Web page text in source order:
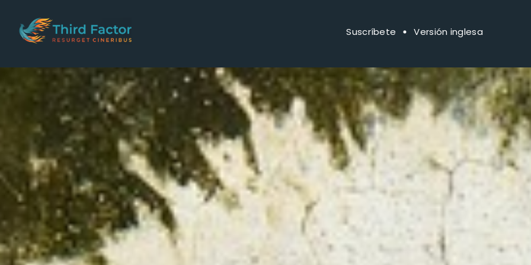
Suscríbete Versión inglesa